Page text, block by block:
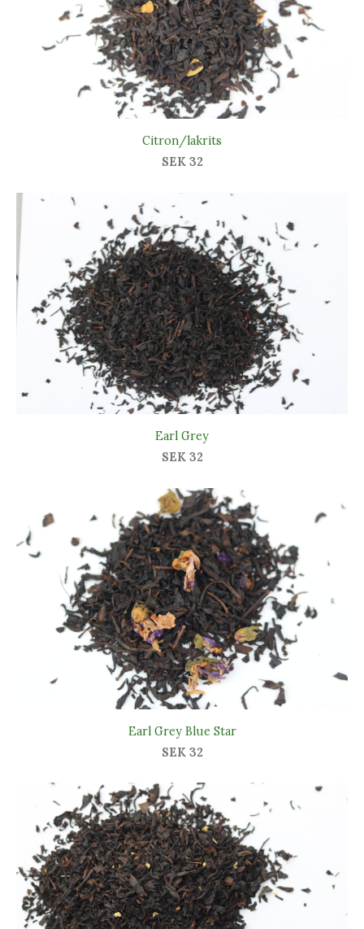
Citron/lakrits
SEK 32
Earl Grey
SEK 32
Earl Grey Blue Star
SEK 32